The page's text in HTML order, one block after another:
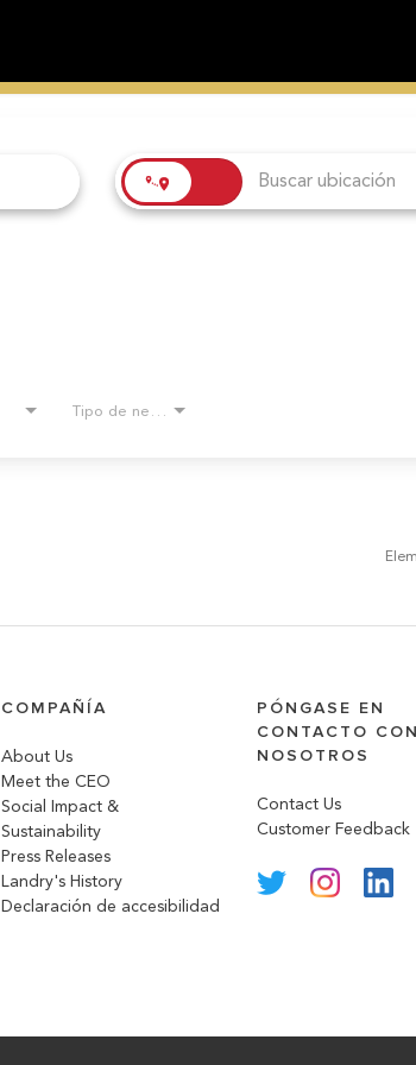
COMPAÑÍA
About Us
Meet the CEO
Social Impact &
Sustainability
Press Releases
Landry's History
Declaración de accesibilidad
PÓNGASE EN
CONTACTO CON
NOSOTROS
Contact Us
Customer Feedback